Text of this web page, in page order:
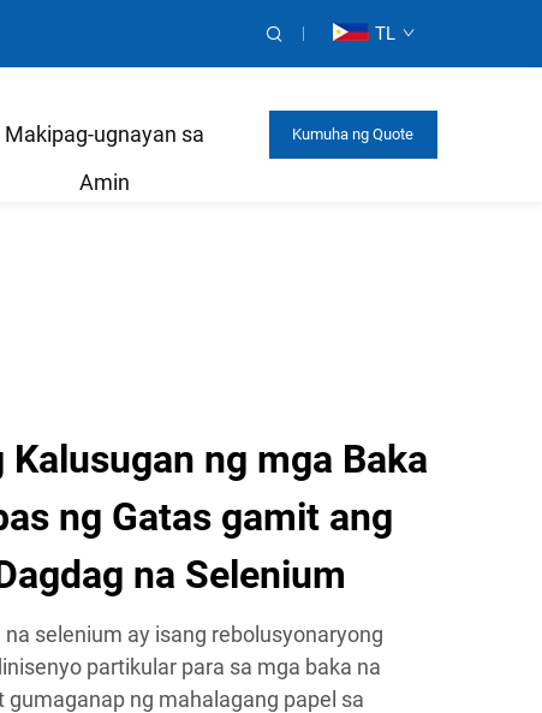
TL
Makipag-ugnayan sa
Amin
Kumuha ng Quote
Kalusugan ng mga Baka
ng Gatas gamit ang
na Selenium
selenium ay isang rebolusyonaryong
partikular para sa mga baka na
gumaganap ng mahalagang papel sa